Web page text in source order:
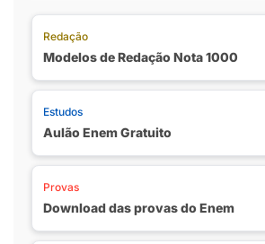
Redação
Modelos de Redação Nota 1000
Estudos
Aulão Enem Gratuito
Provas
Download das provas do Enem